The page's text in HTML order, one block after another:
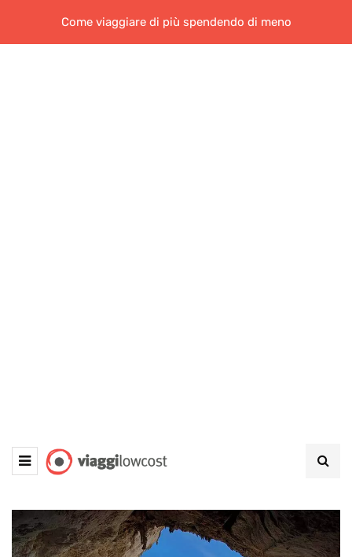
Come viaggiare di più spendendo di meno